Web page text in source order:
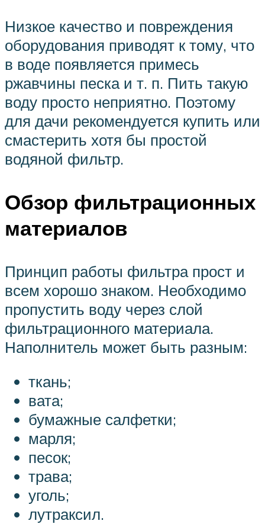
Низкое качество и повреждения
оборудования приводят к тому, что
в воде появляется примесь
ржавчины песка и т. п. Пить такую
воду просто неприятно. Поэтому
для дачи рекомендуется купить или
смастерить хотя бы простой
водяной фильтр.
Обзор фильтрационных
материалов
Принцип работы фильтра прост и
всем хорошо знаком. Необходимо
пропустить воду через слой
фильтрационного материала.
Наполнитель может быть разным:
ткань;
вата;
бумажные салфетки;
марля;
песок;
трава;
уголь;
лутраксил.